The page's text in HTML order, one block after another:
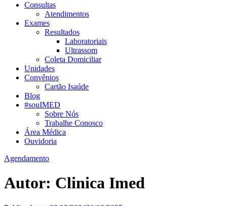
Consultas
Atendimentos
Exames
Resultados
Laboratoriais
Ultrassom
Coleta Domiciliar
Unidades
Convênios
Cartão Isaúde
Blog
#souIMED
Sobre Nós
Trabalhe Conosco
Área Médica
Ouvidoria
Agendamento
Autor: Clinica Imed